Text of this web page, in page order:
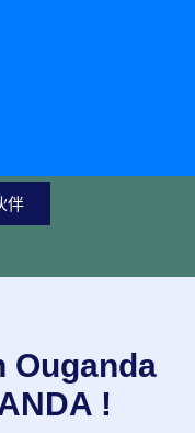
伴
Ouganda
!